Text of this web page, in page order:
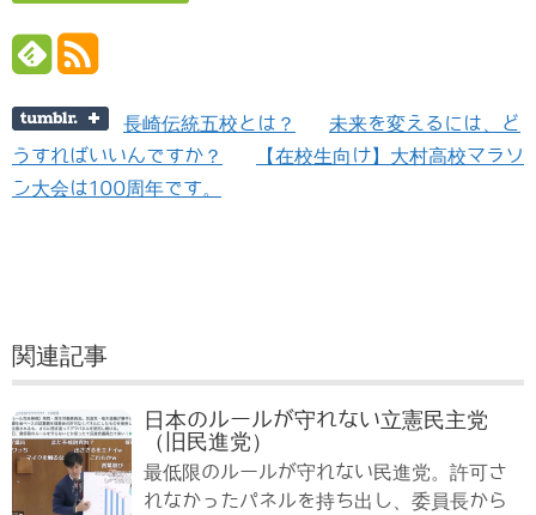
長崎伝統五校とは？
未来を変えるには、ど
うすればいいんですか？
【在校生向け】大村高校マラソ
ン大会は100周年です。
関連記事
日本のルールが守れない立憲民主党
（旧民進党）
最低限のルールが守れない民進党。許可さ
れなかったパネルを持ち出し、委員長から